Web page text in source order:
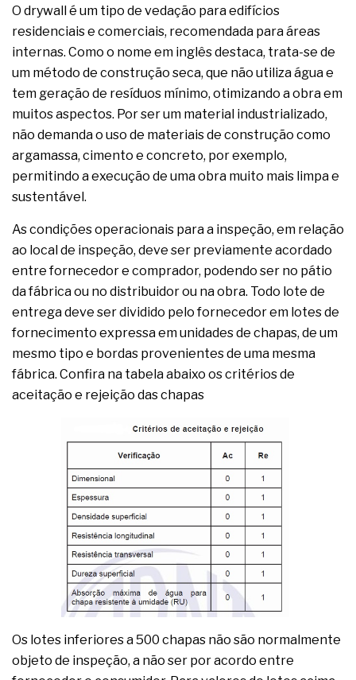
O drywall é um tipo de vedação para edifícios
residenciais e comerciais, recomendada para áreas
internas. Como o nome em inglês destaca, trata-se de
um método de construção seca, que não utiliza água e
tem geração de resíduos mínimo, otimizando a obra em
muitos aspectos. Por ser um material industrializado,
não demanda o uso de materiais de construção como
argamassa, cimento e concreto, por exemplo,
permitindo a execução de uma obra muito mais limpa e
sustentável.
As condições operacionais para a inspeção, em relação
ao local de inspeção, deve ser previamente acordado
entre fornecedor e comprador, podendo ser no pátio
da fábrica ou no distribuidor ou na obra. Todo lote de
entrega deve ser dividido pelo fornecedor em lotes de
fornecimento expressa em unidades de chapas, de um
mesmo tipo e bordas provenientes de uma mesma
fábrica. Confira na tabela abaixo os critérios de
aceitação e rejeição das chapas
Os lotes inferiores a 500 chapas não são normalmente
objeto de inspeção, a não ser por acordo entre